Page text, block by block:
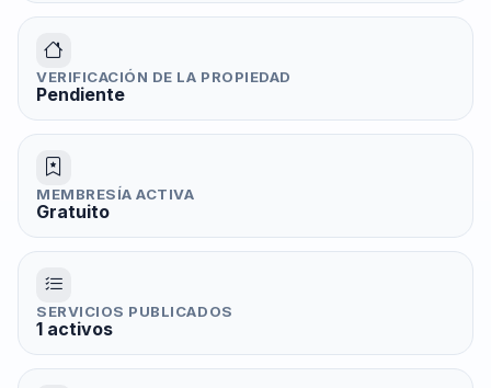
VERIFICACIÓN DE LA PROPIEDAD
Pendiente
MEMBRESÍA ACTIVA
Gratuito
SERVICIOS PUBLICADOS
1 activos